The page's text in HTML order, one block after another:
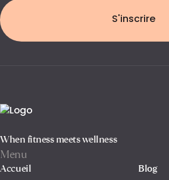
S'inscrire
When fitness meets wellness
Menu
Accueil Blog